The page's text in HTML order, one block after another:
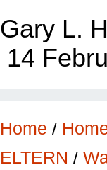
Gary L.
14
Home /
ELTERN /